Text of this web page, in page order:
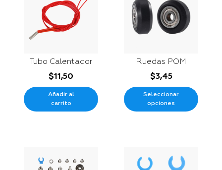
Tubo Calentador
$11,50
Añadir al
carrito
Ruedas POM
$3,45
Seleccionar
opciones